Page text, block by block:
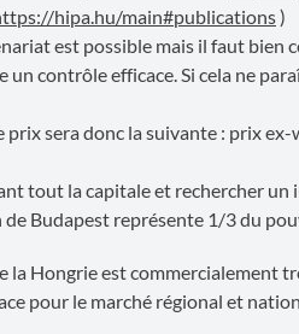
hipa.hu/main#publications)
est possible mais il faut bien
un contrôle efficace. Si cela ne
prix sera donc la suivante : prix
tout la capitale et rechercher
de Budapest représente 1/3 du
la Hongrie est commercialement
pour le marché régional et